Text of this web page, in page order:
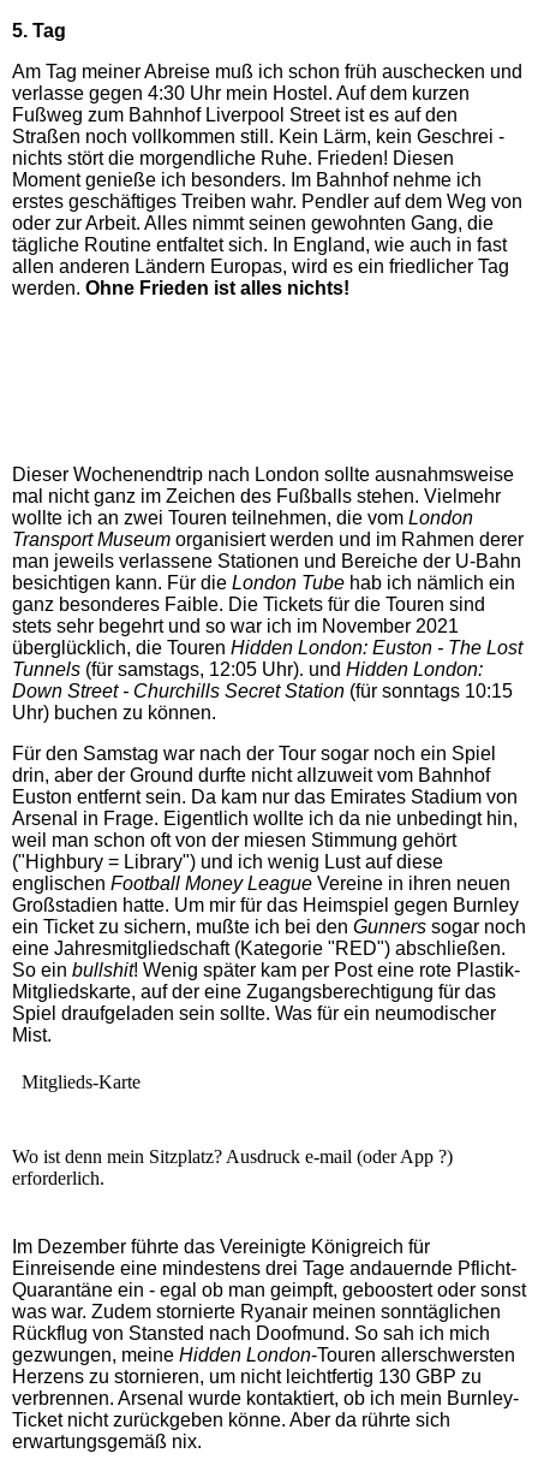
5. Tag
Am Tag meiner Abreise muß ich schon früh auschecken und
verlasse gegen 4:30 Uhr mein Hostel. Auf dem kurzen
Fußweg zum Bahnhof Liverpool Street ist es auf den
Straßen noch vollkommen still. Kein Lärm, kein Geschrei -
nichts stört die morgendliche Ruhe. Frieden! Diesen
Moment genieße ich besonders. Im Bahnhof nehme ich
erstes geschäftiges Treiben wahr. Pendler auf dem Weg von
oder zur Arbeit. Alles nimmt seinen gewohnten Gang, die
tägliche Routine entfaltet sich. In England, wie auch in fast
allen anderen Ländern Europas, wird es ein friedlicher Tag
werden. Ohne Frieden ist alles nichts!
Dieser Wochenendtrip nach London sollte ausnahmsweise
mal nicht ganz im Zeichen des Fußballs stehen. Vielmehr
wollte ich an zwei Touren teilnehmen, die vom London
Transport Museum organisiert werden und im Rahmen derer
man jeweils verlassene Stationen und Bereiche der U-Bahn
besichtigen kann. Für die London Tube hab ich nämlich ein
ganz besonderes Faible. Die Tickets für die Touren sind
stets sehr begehrt und so war ich im November 2021
überglücklich, die Touren Hidden London: Euston - The Lost
Tunnels (für samstags, 12:05 Uhr). und Hidden London:
Down Street - Churchills Secret Station (für sonntags 10:15
Uhr) buchen zu können.
Für den Samstag war nach der Tour sogar noch ein Spiel
drin, aber der Ground durfte nicht allzuweit vom Bahnhof
Euston entfernt sein. Da kam nur das Emirates Stadium von
Arsenal in Frage. Eigentlich wollte ich da nie unbedingt hin,
weil man schon oft von der miesen Stimmung gehört
("Highbury = Library") und ich wenig Lust auf diese
englischen Football Money League Vereine in ihren neuen
Großstadien hatte. Um mir für das Heimspiel gegen Burnley
ein Ticket zu sichern, mußte ich bei den Gunners sogar noch
eine Jahresmitgliedschaft (Kategorie "RED") abschließen.
So ein bullshit! Wenig später kam per Post eine rote Plastik-
Mitgliedskarte, auf der eine Zugangsberechtigung für das
Spiel draufgeladen sein sollte. Was für ein neumodischer
Mist.
Mitglieds-Karte
Wo ist denn mein Sitzplatz? Ausdruck e-mail (oder App ?)
erforderlich.
Im Dezember führte das Vereinigte Königreich für
Einreisende eine mindestens drei Tage andauernde Pflicht-
Quarantäne ein - egal ob man geimpft, geboostert oder sonst
was war. Zudem stornierte Ryanair meinen sonntäglichen
Rückflug von Stansted nach Doofmund. So sah ich mich
gezwungen, meine Hidden London-Touren allerschwersten
Herzens zu stornieren, um nicht leichtfertig 130 GBP zu
verbrennen. Arsenal wurde kontaktiert, ob ich mein Burnley-
Ticket nicht zurückgeben könne. Aber da rührte sich
erwartungsgemäß nix.